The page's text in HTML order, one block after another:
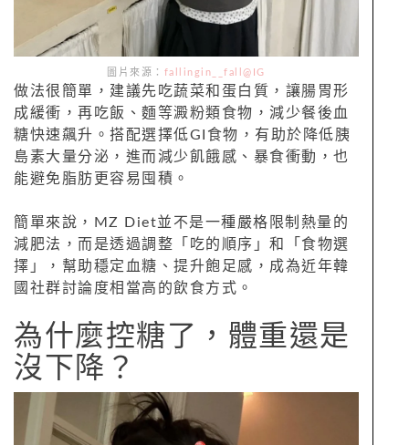
圖片來源： fallingin__fall@IG
做法很簡單，建議先吃蔬菜和蛋白質，讓腸胃形
成緩衝，再吃飯、麵等澱粉類食物，減少餐後血
糖快速飆升。搭配選擇低GI食物，有助於降低胰
島素大量分泌，進而減少飢餓感、暴食衝動，也
能避免脂肪更容易囤積。
簡單來說，MZ Diet並不是一種嚴格限制熱量的
減肥法，而是透過調整「吃的順序」和「食物選
擇」，幫助穩定血糖、提升飽足感，成為近年韓
國社群討論度相當高的飲食方式。
為什麼控糖了，體重還是
沒下降？